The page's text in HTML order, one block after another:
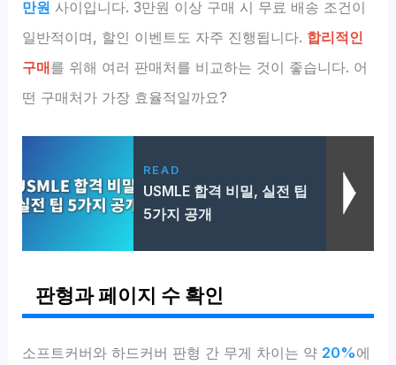
만원 사이입니다. 3만원 이상 구매 시 무료 배송 조건이
일반적이며, 할인 이벤트도 자주 진행됩니다. 합리적인
구매를 위해 여러 판매처를 비교하는 것이 좋습니다. 어
떤 구매처가 가장 효율적일까요?
READ
USMLE 합격 비밀, 실전 팁
5가지 공개
판형과 페이지 수 확인
소프트커버와 하드커버 판형 간 무게 차이는 약 20%에